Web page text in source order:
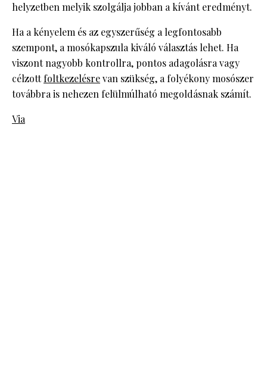
helyzetben melyik szolgálja jobban a kívánt eredményt.
Ha a kényelem és az egyszerűség a legfontosabb
szempont, a mosókapszula kiváló választás lehet. Ha
viszont nagyobb kontrollra, pontos adagolásra vagy
célzottfoltkezelésrevan szükség, a folyékony mosószer
továbbra is nehezen felülmúlható megoldásnak számít.
Via